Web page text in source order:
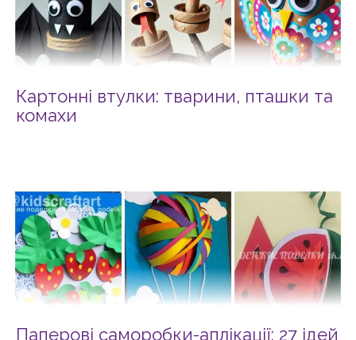
Картонні втулки: тварини, пташки та
комахи
Паперові саморобки-аплікації: 27 ідей